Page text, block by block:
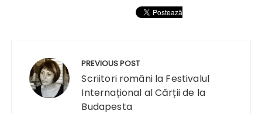
articole
PREVIOUS POST
Scriitori români la Festivalul
Internațional al Cărții de la
Budapesta